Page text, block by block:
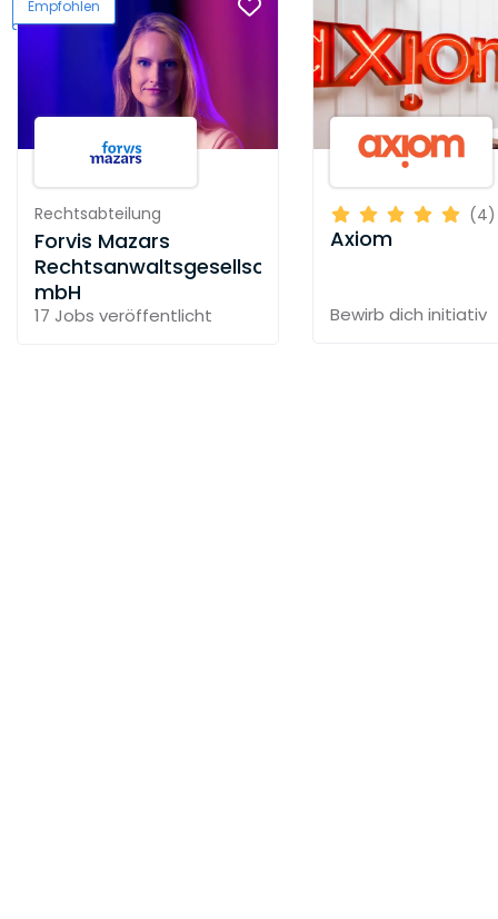
Empfohlen
Rechtsabteilung
Forvis Mazars
Rechtsanwaltsgesellschaft
mbH
17 Jobs veröffentlicht
(4)
Axiom
Bewirb dich initiativ